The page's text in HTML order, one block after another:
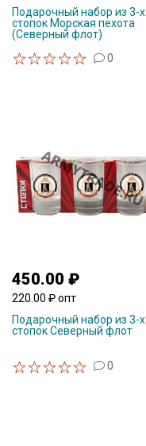
Подарочный набор из 3-х
стопок Морская пехота
(Северный флот)
0
450.00 ₽
220.00 ₽ опт
Подарочный набор из 3-х
стопок Северный флот
0